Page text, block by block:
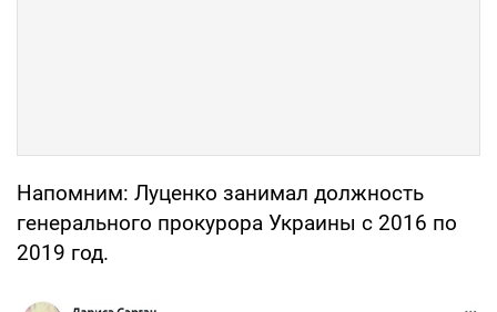
Напомним: Луценко занимал должность
генерального прокурора Украины с 2016 по
2019 год.